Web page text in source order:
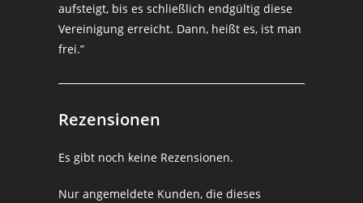
aufsteigt, bis es schließlich endgültig diese
Vereinigung erreicht. Dann, heißt es, ist man
frei.”
Rezensionen
Es gibt noch keine Rezensionen.
Nur angemeldete Kunden, die dieses